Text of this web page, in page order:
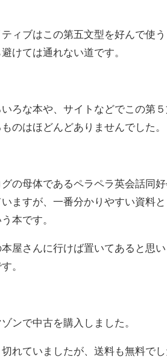
ィブはこの第五文型を好んで使
けては通れない道です。
ろな本や、サイトなどでこの第
のはほどんどありませんでした。
グの母体であるペラペラ英会話同
ますが、一番分かりやすい資料
本です。
本屋さんに行けば置いてあると思
。
ンで中古を購入しました。
れていましたが、送料も無料で